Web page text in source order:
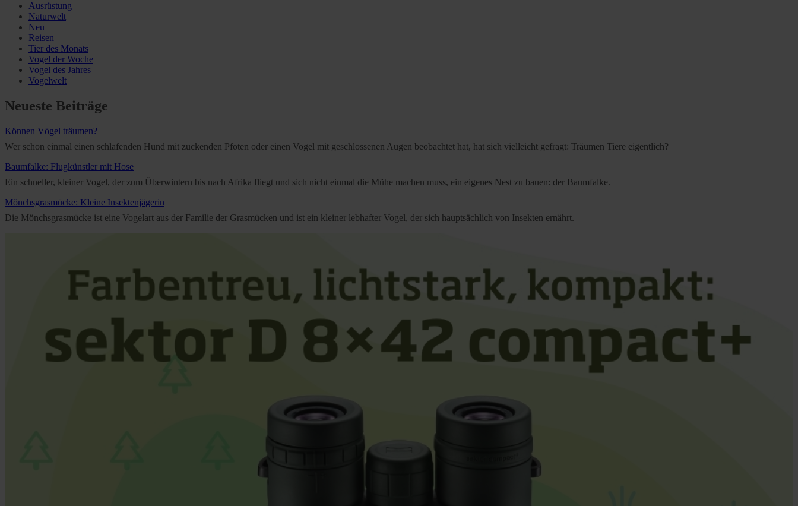
Ausrüstung
Naturwelt
Neu
Reisen
Tier des Monats
Vogel der Woche
Vogel des Jahres
Vogelwelt
Neueste Beiträge
Können Vögel träumen?
Wer schon einmal einen schlafenden Hund mit zuckenden Pfoten oder einen Vogel mit geschlossenen Augen beobachtet hat, hat sich vielleicht gefragt: Träumen Tiere eigentlich?
Baumfalke: Flugkünstler mit Hose
Ein schneller, kleiner Vogel, der zum Überwintern bis nach Afrika fliegt und sich nicht einmal die Mühe machen muss, ein eigenes Nest zu bauen: der Baumfalke.
Mönchsgrasmücke: Kleine Insektenjägerin
Die Mönchsgrasmücke ist eine Vogelart aus der Familie der Grasmücken und ist ein kleiner lebhafter Vogel, der sich hauptsächlich von Insekten ernährt.